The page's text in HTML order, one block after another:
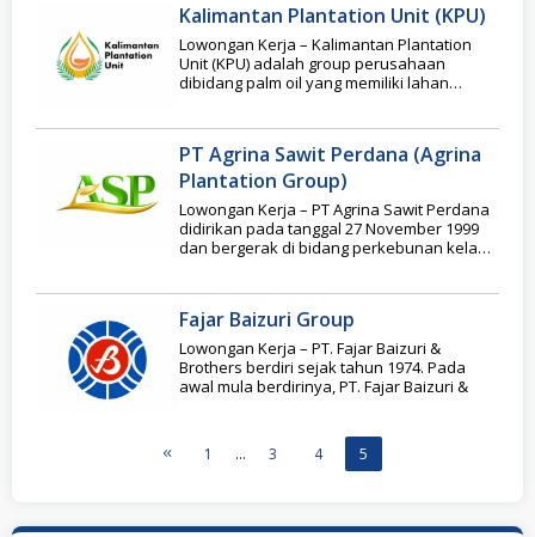
Kalimantan Plantation Unit (KPU)
Lowongan Kerja – Kalimantan Plantation
Unit (KPU) adalah group perusahaan
dibidang palm oil yang memiliki lahan
PT Agrina Sawit Perdana (Agrina
Plantation Group)
Lowongan Kerja – PT Agrina Sawit Perdana
didirikan pada tanggal 27 November 1999
dan bergerak di bidang perkebunan kelapa
Fajar Baizuri Group
Lowongan Kerja – PT. Fajar Baizuri &
Brothers berdiri sejak tahun 1974. Pada
awal mula berdirinya, PT. Fajar Baizuri &
1 … 3 4 5